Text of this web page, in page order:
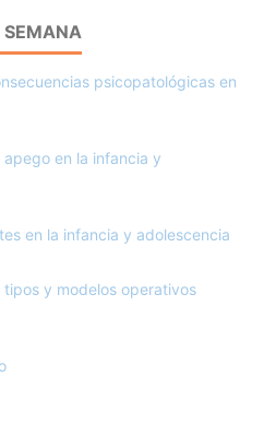
SEMANA
psicopatológicas en
en la infancia y
en la infancia y adolescencia
y modelos operativos